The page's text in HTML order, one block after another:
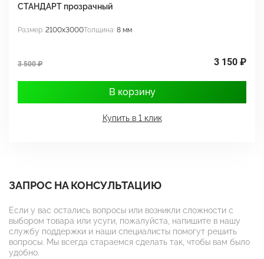
СТАНДАРТ прозрачный
Размер 2100x3000Толщина 8 мм
3 500 ₽ 3 150 ₽
В корзину
Купить в 1 клик
ЗАПРОС НА КОНСУЛЬТАЦИЮ
Если у вас остались вопросы или возникли сложности с
выбором товара или усуги, пожалуйста, напишите в нашу
службу поддержки и наши специалисты помогут решить
вопросы. Мы всегда стараемся сделать так, чтобы вам было
удобно.